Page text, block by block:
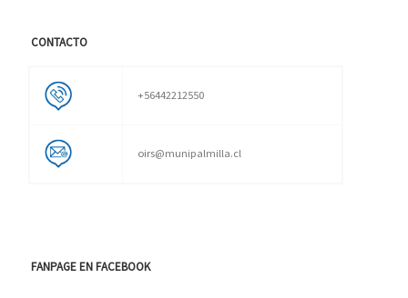
CONTACTO
+56442212550
oirs@munipalmilla.cl
FANPAGE EN FACEBOOK